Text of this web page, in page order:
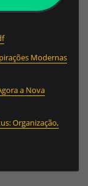
Modernas
a Nova
Organização,